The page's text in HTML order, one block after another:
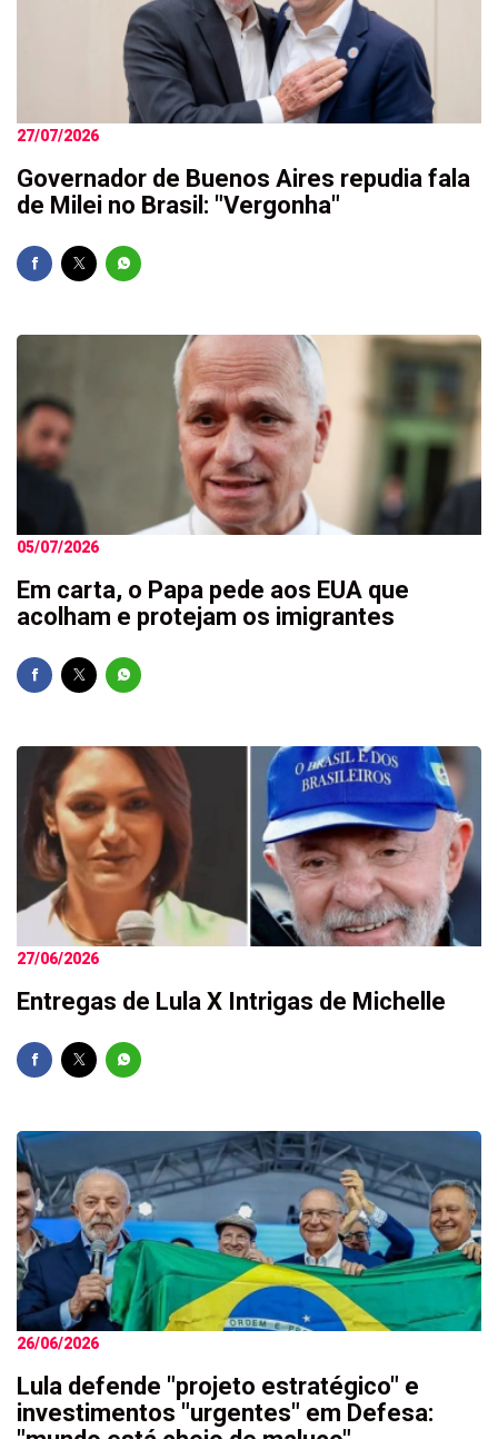
27/07/2026
Governador de Buenos Aires repudia fala
de Milei no Brasil: "Vergonha"
05/07/2026
Em carta, o Papa pede aos EUA que
acolham e protejam os imigrantes
27/06/2026
Entregas de Lula X Intrigas de Michelle
26/06/2026
Lula defende "projeto estratégico" e
investimentos "urgentes" em Defesa: